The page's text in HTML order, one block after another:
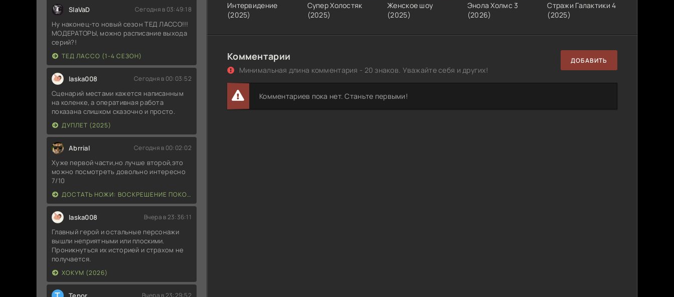
SlaVaD Сегодня в 03:49:18
Ну наконец-то новый сезон ТЕД ЛАССО!!!
МОДЕРАТОРЫ, можно расписание выхода
серий?!
ТЕД ЛАССО (1-4 СЕЗОН)
laska008 Сегодня в 00:03:52
Сценарий местами кажется написанным
на коленке, а оперативная работа
показана слишком сказочно и просто.
ДУПЛЕТ (2025)
Abrrial Сегодня в 00:02:02
Хуже первой части,но лучше второй,это
можно посмотреть довольно интересно
7/10
ДОСТАТЬ НОЖИ: ВОСКРЕШЕНИЕ ПОКОЙНИКА (2025)
laska008 Вчера в 23:36:11
Главный герой и остальные персонажи
вышли неприятными или плоскими.
Проникнуться их историей и страхом не
получается.
ХОКУМ (2026)
Интервидение
(2025)
Супер Холостяк
(2025)
Женское шоу
(2025)
Энола Холмс 3
(2026)
Стражи Галактики 4
(2025)
Комментарии
Минимальная длина комментария - 20 знаков. Уважайте себя и других!
ДОБАВИТЬ
Комментариев пока нет. Станьте первыми!